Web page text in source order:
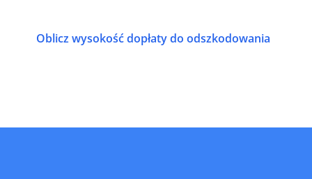
Oblicz wysokość dopłaty do odszkodowania